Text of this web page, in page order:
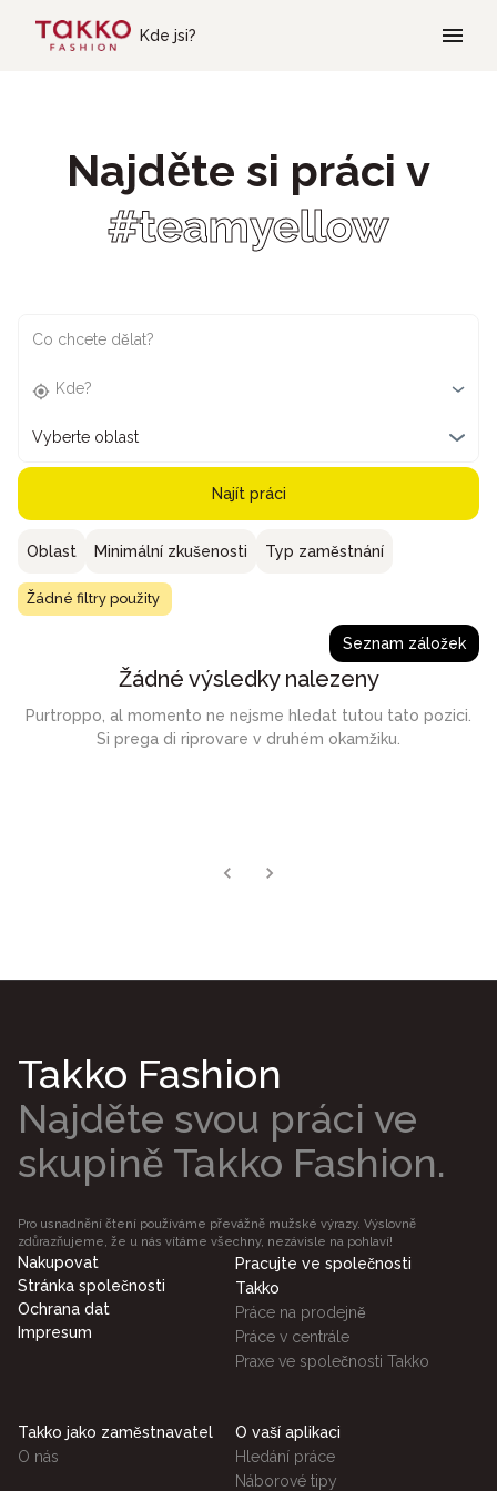
Kde jsi?
Najděte si práci v
#teamyellow
Co chcete dělat?
Kde?
Vyberte oblast
Najít práci
Oblast Minimální zkušenosti Typ zaměstnání
Žádné filtry použity
Seznam záložek
Žádné výsledky nalezeny
Purtroppo, al momento ne nejsme hledat tutou tato pozici.
Si prega di riprovare v druhém okamžiku.
Takko Fashion
Najděte svou práci ve
skupině Takko Fashion.
Pro usnadnění čtení používáme převážně mužské výrazy. Výslovně
zdůrazňujeme, že u nás vítáme všechny, nezávisle na pohlaví!
Nakupovat
Stránka společnosti
Ochrana dat
Impresum
Pracujte ve společnosti
Takko
Práce na prodejně
Práce v centrále
Praxe ve společnosti Takko
Takko jako zaměstnavatel
O nás
O vaší aplikaci
Hledání práce
Náborové tipy